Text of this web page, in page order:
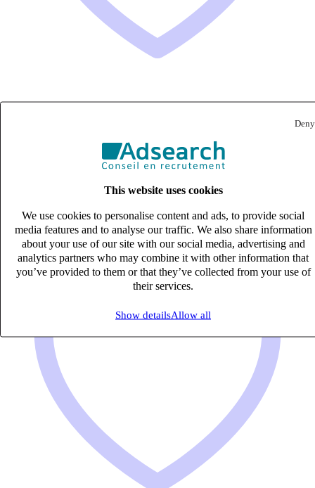
Deny
This website uses cookies
We use cookies to personalise content and ads, to provide social
media features and to analyse our traffic. We also share information
about your use of our site with our social media, advertising and
analytics partners who may combine it with other information that
you’ve provided to them or that they’ve collected from your use of
their services.
Show detailsAllow all
Marseille, Bouches-du-Rhône (13016)